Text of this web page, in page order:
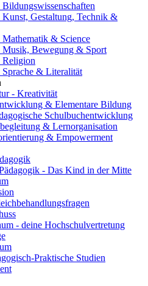
Bildungswissenschaften
Kunst, Gestaltung, Technik &
Mathematik & Science
Musik, Bewegung & Sport
Religion
Sprache & Literalität
- Kreativität
& Elementare Bildung
Schulbuchentwicklung
& Lernorganisation
& Empowerment
- Das Kind in der Mitte
- deine Hochschulvertretung
Praktische Studien